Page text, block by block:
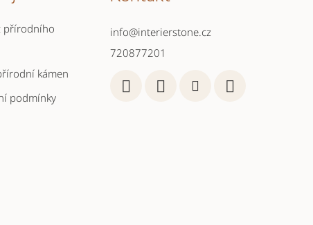
přírodního
kámen
podmínky
info@interierstone.cz
720877201